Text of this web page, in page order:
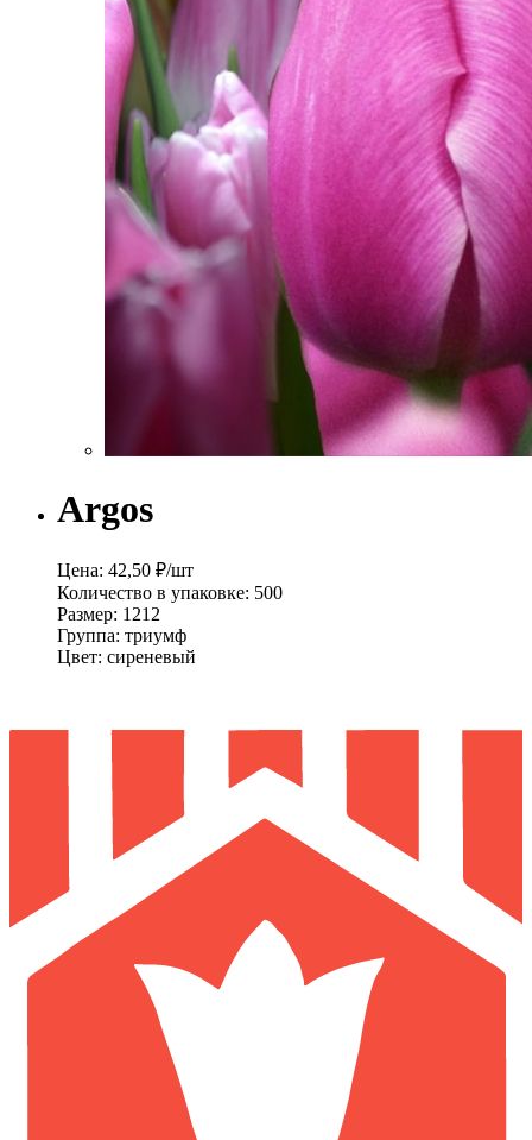
Argos
Цена: 42,50 ₽/шт
Количество в упаковке: 500
Размер: 1212
Группа: триумф
Цвет: сиреневый